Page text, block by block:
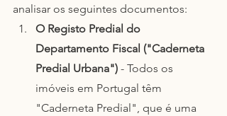
analisar os seguintes documentos:
O Registo Predial do
Departamento Fiscal ("Caderneta
Predial Urbana") - Todos os
imóveis em Portugal têm
"Caderneta Predial", que é uma